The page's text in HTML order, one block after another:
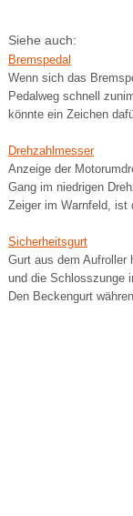
Siehe auch:
Bremspedal
Wenn sich das
Pedalweg schnell
könnte ein Zeichen
Drehzahlmesser
Anzeige der
Gang im niedrigen
Zeiger im Warnfeld, ist
Sicherheitsgurt
Gurt aus dem Aufroller
und die Schlosszunge
Den Beckengurt